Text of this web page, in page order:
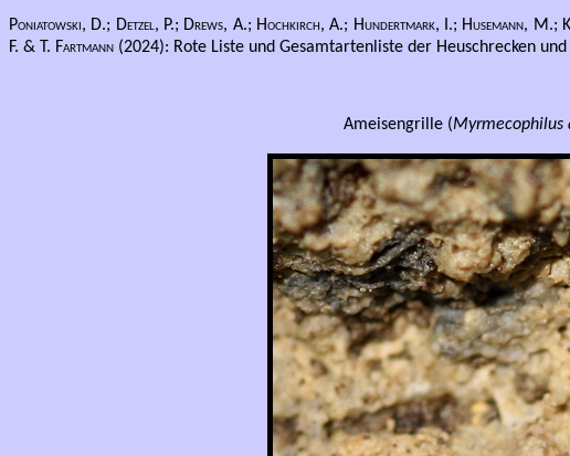
Poniatowski, D.; Detzel, P.; Drews, A.; Hochkirch, A.; Hundertmark, I.; Husemann,
F. & T. Fartmann (2024): Rote Liste und Gesamtartenliste der Heuschrecken
Ameisengrille (Myrmecophilus